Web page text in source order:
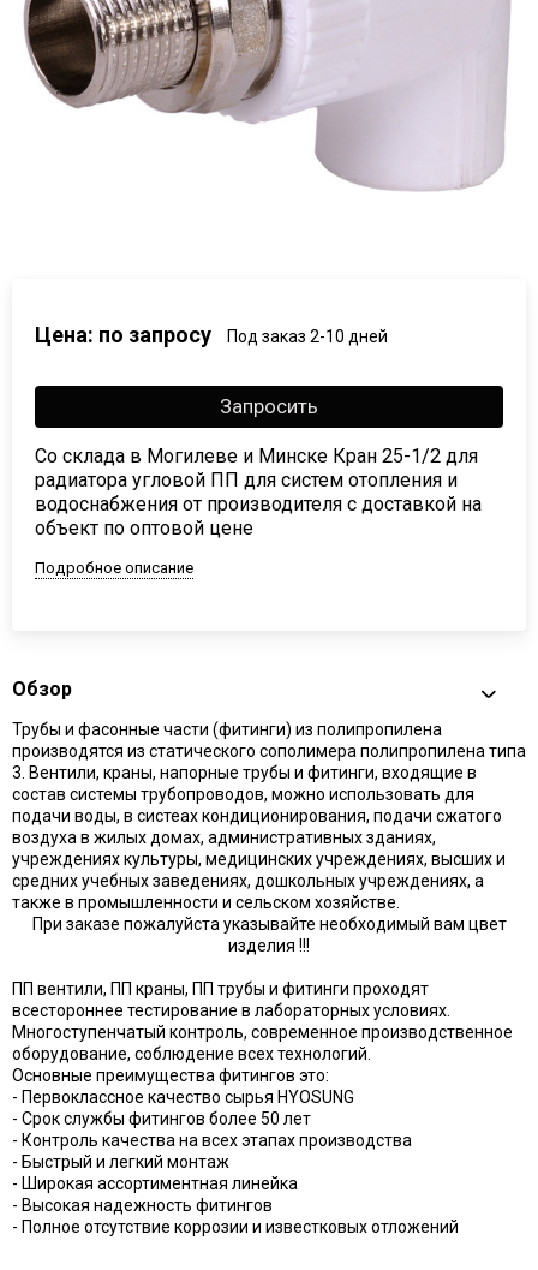
Цена: по запросу Под заказ 2-10 дней
Запросить
Со склада в Могилеве и Минске Кран 25-1/2 для
радиатора угловой ПП для систем отопления и
водоснабжения от производителя с доставкой на
объект по оптовой цене
Подробное описание
Обзор
Трубы и фасонные части (фитинги) из полипропилена
производятся из статического сополимера полипропилена типа
3. Вентили, краны, напорные трубы и фитинги, входящие в
состав системы трубопроводов, можно использовать для
подачи воды, в систеах кондиционирования, подачи сжатого
воздуха в жилых домах, административных зданиях,
учреждениях культуры, медицинских учреждениях, высших и
средних учебных заведениях, дошкольных учреждениях, а
также в промышленности и сельском хозяйстве.
При заказе пожалуйста указывайте необходимый вам цвет
изделия !!!
ПП вентили, ПП краны, ПП трубы и фитинги проходят
всестороннее тестирование в лабораторных условиях.
Многоступенчатый контроль, современное производственное
оборудование, соблюдение всех технологий.
Основные преимущества фитингов это:
- Первоклассное качество сырья HYOSUNG
- Срок службы фитингов более 50 лет
- Контроль качества на всех этапах производства
- Быстрый и легкий монтаж
- Широкая ассортиментная линейка
- Высокая надежность фитингов
- Полное отсутствие коррозии и известковых отложений